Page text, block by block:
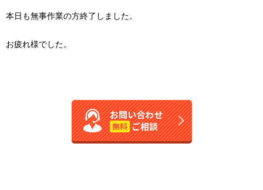
本日も無事作業の方終了しました。
お疲れ様でした。
お問い合わせ
無料 ご相談